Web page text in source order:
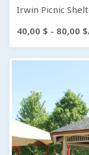
Irwin Picnic
40,00 $ - 80,00